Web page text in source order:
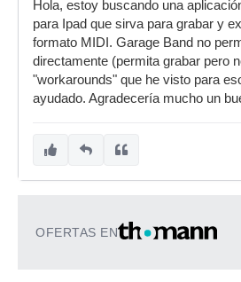
Hola, estoy buscando una
para Ipad que sirva para grabar y
formato MIDI. Garage Band no
directamente (permita grabar pero
"workarounds" que he visto para
ayudado. Agradecería mucho un
OFERTAS EN